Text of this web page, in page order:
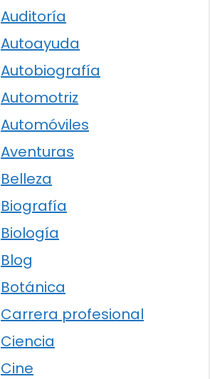
Auditoría
Autoayuda
Autobiografía
Automotriz
Automóviles
Aventuras
Belleza
Biografía
Biología
Blog
Botánica
Carrera profesional
Ciencia
Cine